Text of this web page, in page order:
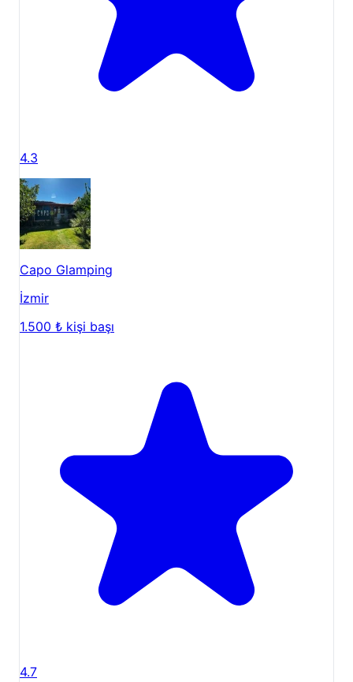
4.3
Capo Glamping
İzmir
1.500 ₺ kişi başı
4.7